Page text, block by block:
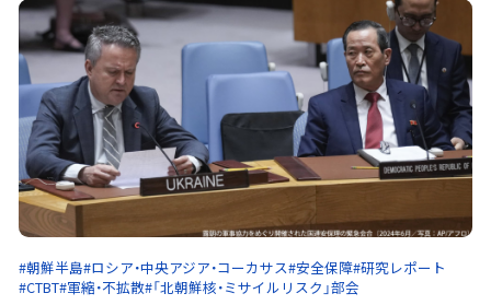
#朝鮮半島#ロシア・中央アジア・コーカサス#安全保障#研究レポート
#CTBT#軍縮・不拡散#「北朝鮮核・ミサイルリスク」部会